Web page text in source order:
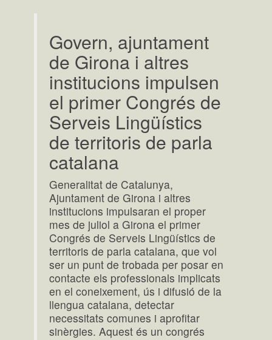
Govern, ajuntament
de Girona i altres
institucions impulsen
el primer Congrés de
Serveis Lingüístics
de territoris de parla
catalana
Generalitat de Catalunya,
Ajuntament de Girona i altres
institucions impulsaran el proper
mes de juliol a Girona el primer
Congrés de Serveis Lingüístics de
territoris de parla catalana, que vol
ser un punt de trobada per posar en
contacte els professionals implicats
en el coneixement, ús i difusió de la
llengua catalana, detectar
necessitats comunes i aprofitar
sinèrgies. Aquest és un congrés